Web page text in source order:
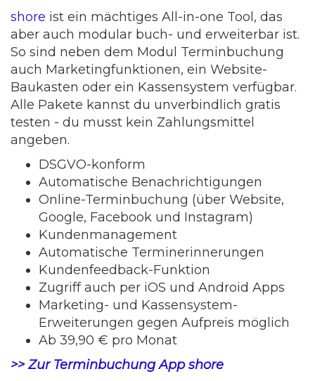
shore ist ein mächtiges All-in-one Tool, das
aber auch modular buch- und erweiterbar ist.
So sind neben dem Modul Terminbuchung
auch Marketingfunktionen, ein Website-
Baukasten oder ein Kassensystem verfügbar.
Alle Pakete kannst du unverbindlich gratis
testen - du musst kein Zahlungsmittel
angeben.
DSGVO-konform
Automatische Benachrichtigungen
Online-Terminbuchung (über Website,
Google, Facebook und Instagram)
Kundenmanagement
Automatische Terminerinnerungen
Kundenfeedback-Funktion
Zugriff auch per iOS und Android Apps
Marketing- und Kassensystem-
Erweiterungen gegen Aufpreis möglich
Ab 39,90 € pro Monat
>> Zur Terminbuchung App shore